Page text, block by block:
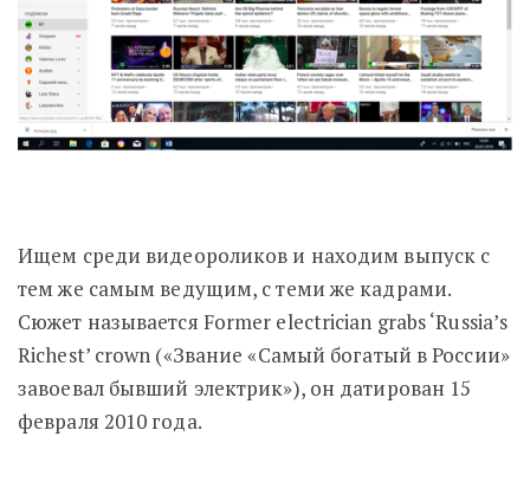
Ищем среди видеороликов и находим выпуск с
тем же самым ведущим, с теми же кадрами.
Сюжет называется Former electrician grabs ‘Russia’s
Richest’ crown («Звание «Самый богатый в России»
завоевал бывший электрик»), он датирован 15
февраля 2010 года.